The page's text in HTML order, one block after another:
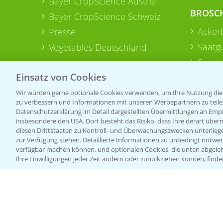
Bayer CropScience Schweiz
Presse
Vegetables Deutschland
Einsatz von Cookies
Wir würden gerne optionale Cookies verwenden, um Ihre Nutzung
zu verbessern und Informationen mit unseren Werbepartnern zu
Datenschutzerklärung im Detail dargestellten Übermittlungen an
insbesondere den USA. Dort besteht das Risiko, dass Ihre derart
diesen Drittstaaten zu Kontroll- und Überwachungszwecken
zur Verfügung stehen. Detaillierte Informationen zu unbedingt
verfügbar machen können, und optionalen Cookies, die unten
Ihre Einwilligungen jeder Zeit ändern oder zurückziehen können,